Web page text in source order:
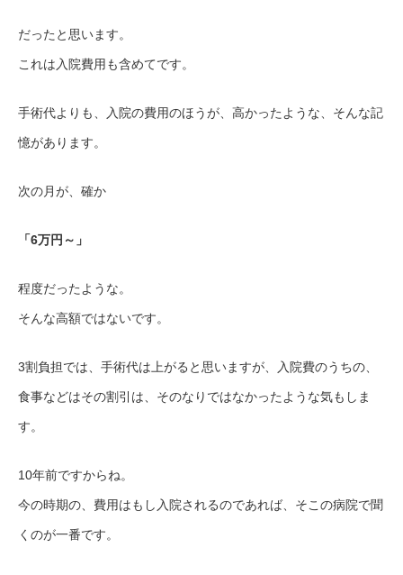
だったと思います。
これは入院費用も含めてです。
手術代よりも、入院の費用のほうが、高かったような、そんな記
憶があります。
次の月が、確か
「6万円～」
程度だったような。
そんな高額ではないです。
3割負担では、手術代は上がると思いますが、入院費のうちの、
食事などはその割引は、そのなりではなかったような気もしま
す。
10年前ですからね。
今の時期の、費用はもし入院されるのであれば、そこの病院で聞
くのが一番です。